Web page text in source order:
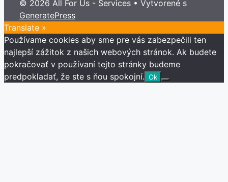
YouTube
Channel
© 2026 All For Us - Services • Vytvorené s
GeneratePress
Translate »
Používame cookies aby sme pre vás zabezpečili ten
najlepší zážitok z našich webových stránok. Ak budete
pokračovať v používaní tejto stránky budeme
predpokladať, že ste s ňou spokojní. Ok